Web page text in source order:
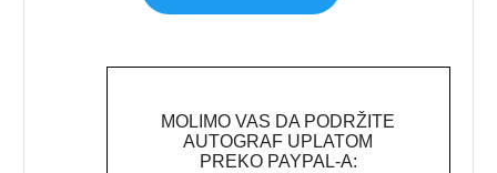
MOLIMO VAS DA PODRŽITE
AUTOGRAF UPLATOM
PREKO PAYPAL-A: